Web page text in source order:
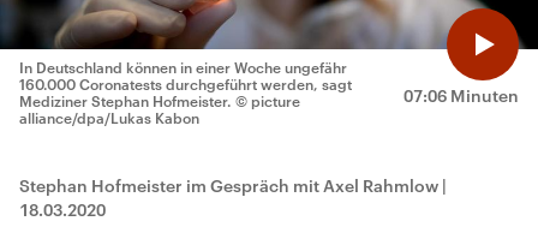
07:06 Minuten
In Deutschland können in einer Woche ungefähr
160.000 Coronatests durchgeführt werden, sagt
Mediziner Stephan Hofmeister. © picture
alliance/dpa/Lukas Kabon
Stephan Hofmeister im Gespräch mit Axel Rahmlow |
18.03.2020